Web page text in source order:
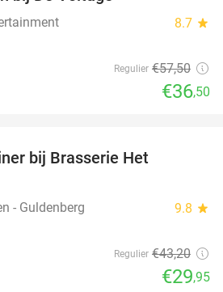
8.7 star
Regulier €57,50
€36,50
bij Brasserie Het
- Guldenberg 9.8 star
Regulier €43,20
€29,95